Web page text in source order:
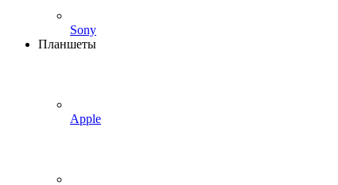
Sony
Планшеты
Apple